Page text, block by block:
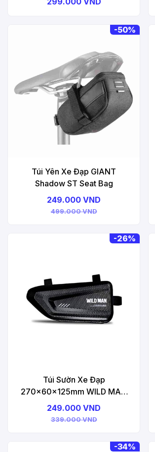
-50%
Túi Yên Xe Đạp GIANT
Shadow ST Seat Bag
249.000 VND
499.000 VND
-26%
Túi Sườn Xe Đạp
270x60x125mm WILD MAN
WM08 Bicycle Frame Bag
249.000 VND
339.000 VND
-34%